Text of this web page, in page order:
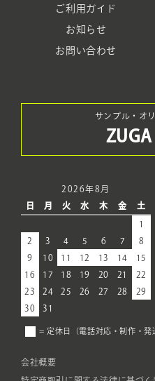
ご利用ガイド
お知らせ
お問い合わせ
サンプル・オ
ZUGA
2026年8月
日
月 火 水 木 金 土
1
2
3 4 5 6 7
8
9
10 11 12 13 14
15
16
17 18 19 20 21
22
23
24 25 26 27 28
29
30
31
= 定休日（電話対応・制作・発
会社概要